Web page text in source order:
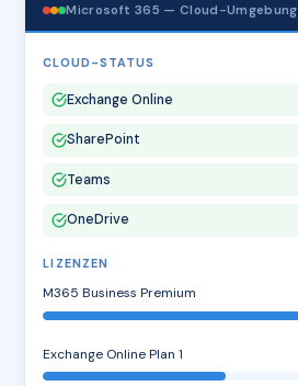
Microsoft 365 — Cloud-Umgebung
CLOUD-STATUS
Exchange Online
SharePoint
Teams
OneDrive
LIZENZEN
M365 Business Premium
Exchange Online Plan 1